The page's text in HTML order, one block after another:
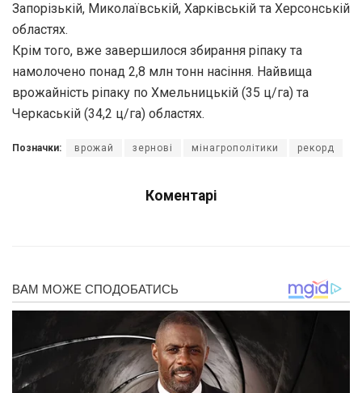
Запорізькій, Миколаївській, Харківській та Херсонській
областях.
Крім того, вже завершилося збирання ріпаку та
намолочено понад 2,8 млн тонн насіння. Найвища
врожайність ріпаку по Хмельницькій (35 ц/га) та
Черкаській (34,2 ц/га) областях.
Позначки: врожай зернові мінагрополітики рекорд
Коментарі